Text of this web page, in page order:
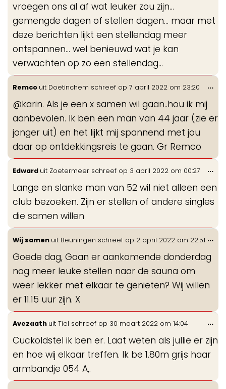
vroegen ons al af wat leuker zou zijn...
gemengde dagen of stellen dagen... maar met
deze berichten lijkt een stellendag meer
ontspannen... wel benieuwd wat je kan
verwachten op zo een stellendag...
Remco uit Doetinchem schreef op 7 april 2022 om 23:20
@karin. Als je een x samen wil gaan..hou ik mij
aanbevolen. Ik ben een man van 44 jaar (zie er
jonger uit) en het lijkt mij spannend met jou
daar op ontdekkingsreis te gaan. Gr Remco
...
Edward uit Zoetermeer schreef op 3 april 2022 om 00:27
Lange en slanke man van 52 wil niet alleen een
club bezoeken. Zijn er stellen of andere singles
die samen willen
...
Wij samen uit Beuningen schreef op 2 april 2022 om 22:51
Goede dag, Gaan er aankomende donderdag
nog meer leuke stellen naar de sauna om
weer lekker met elkaar te genieten? Wij willen
er 11.15 uur zijn. X
...
Avezaath uit Tiel schreef op 30 maart 2022 om 14:04
Cuckoldstel ik ben er. Laat weten als jullie er zijn
en hoe wij elkaar treffen. Ik be 1.80m grijs haar
armbandje 054 A,.
...